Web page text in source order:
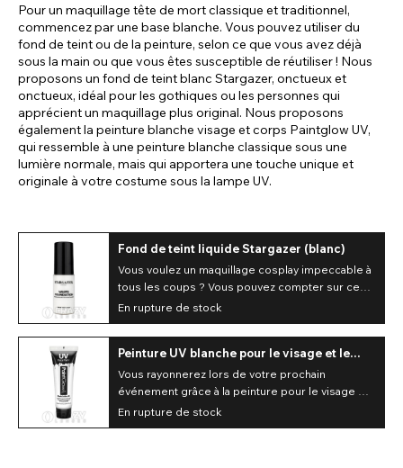
Pour un maquillage tête de mort classique et traditionnel,
commencez par une base blanche. Vous pouvez utiliser du
fond de teint ou de la peinture, selon ce que vous avez déjà
sous la main ou que vous êtes susceptible de réutiliser ! Nous
proposons un fond de teint blanc Stargazer, onctueux et
onctueux, idéal pour les gothiques ou les personnes qui
apprécient un maquillage plus original. Nous proposons
également la peinture blanche visage et corps Paintglow UV,
qui ressemble à une peinture blanche classique sous une
lumière normale, mais qui apportera une touche unique et
originale à votre costume sous la lampe UV.
Fond de teint liquide Stargazer (blanc)
Vous voulez un maquillage cosplay impeccable à
tous les coups ? Vous pouvez compter sur ce
fond de teint liquide blanc.
En rupture de stock
Peinture UV blanche pour le visage et le
corps Paintglow (12 ml)
Vous rayonnerez lors de votre prochain
événement grâce à la peinture pour le visage et
le corps Paintglow UV White. Cette peinture
En rupture de stock